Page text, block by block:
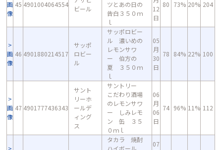
画
像
45 4901004064554
ビール
ツとあの日の
告白３５０ｍ
ｌ
12
日
80 73% 20% 204
画
像
46 4901880214517
サッポ
ロビー
ル
サッポロビー
ル 濃いめの
レモンサワ
ー 伯方の
夏 ３５０ｍ
ｌ
05
月
30
日
78 84% 22% 100
画
像
47 4901777436343
サント
リーホ
ールデ
ィング
ス
サントリー
こだわり酒場
のレモンサワ
ー しみレモ
ン 缶 ３５
０ｍｌ
06
月
06
日
74 96% 11% 112
タカラ 焼酎
ハイボール
07